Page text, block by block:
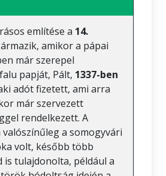
említése a 14.
amikor a pápai
már szerepel
papját, Pált, 1337-ben
adót fizetett, ami arra
már szervezett
rendelkezett. A
a somogyvári
volt, később több
is tulajdonolta, például a